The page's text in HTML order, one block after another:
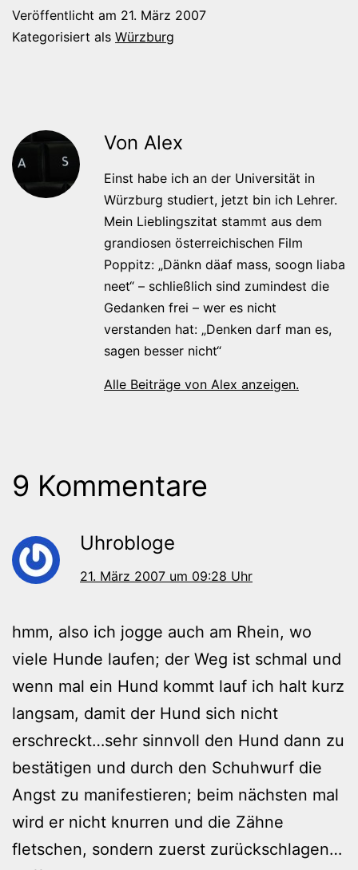
Veröffentlicht am 21. März 2007
Kategorisiert als Würzburg
Von Alex
Einst habe ich an der Universität in
Würzburg studiert, jetzt bin ich Lehrer.
Mein Lieblingszitat stammt aus dem
grandiosen österreichischen Film
Poppitz: „Dänkn däaf mass, soogn liaba
neet“ – schließlich sind zumindest die
Gedanken frei – wer es nicht
verstanden hat: „Denken darf man es,
sagen besser nicht“
Alle Beiträge von Alex anzeigen.
9 Kommentare
Uhrobloge
21. März 2007 um 09:28 Uhr
hmm, also ich jogge auch am Rhein, wo
viele Hunde laufen; der Weg ist schmal und
wenn mal ein Hund kommt lauf ich halt kurz
langsam, damit der Hund sich nicht
erschreckt…sehr sinnvoll den Hund dann zu
bestätigen und durch den Schuhwurf die
Angst zu manifestieren; beim nächsten mal
wird er nicht knurren und die Zähne
fletschen, sondern zuerst zurückschlagen…